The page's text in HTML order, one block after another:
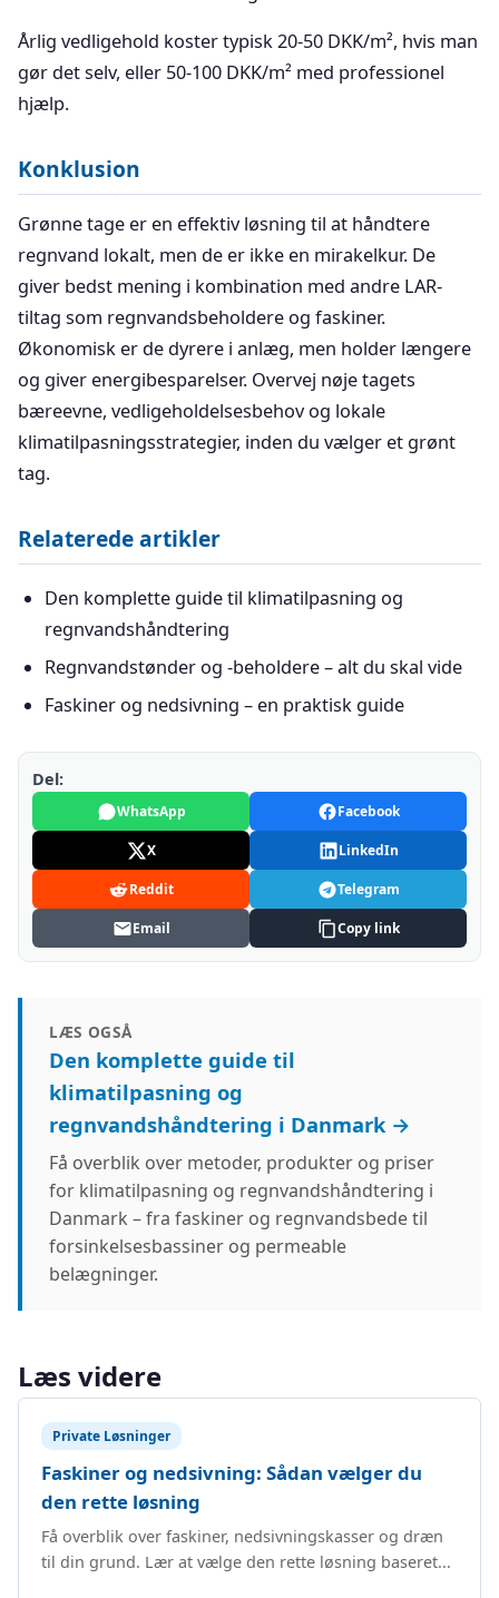
Årlig vedligehold koster typisk 20-50 DKK/m², hvis man
gør det selv, eller 50-100 DKK/m² med professionel
hjælp.
Konklusion
Grønne tage er en effektiv løsning til at håndtere
regnvand lokalt, men de er ikke en mirakelkur. De
giver bedst mening i kombination med andre LAR-
tiltag som regnvandsbeholdere og faskiner.
Økonomisk er de dyrere i anlæg, men holder længere
og giver energibesparelser. Overvej nøje tagets
bæreevne, vedligeholdelsesbehov og lokale
klimatilpasningsstrategier, inden du vælger et grønt
tag.
Relaterede artikler
Den komplette guide til klimatilpasning og
regnvandshåndtering
Regnvandstønder og -beholdere – alt du skal vide
Faskiner og nedsivning – en praktisk guide
Del:
WhatsApp Facebook
X LinkedIn
Reddit Telegram
Email Copy link
LÆS OGSÅ
Den komplette guide til
klimatilpasning og
regnvandshåndtering i Danmark →
Få overblik over metoder, produkter og priser
for klimatilpasning og regnvandshåndtering i
Danmark – fra faskiner og regnvandsbede til
forsinkelsesbassiner og permeable
belægninger.
Læs videre
Private Løsninger
Faskiner og nedsivning: Sådan vælger du
den rette løsning
Få overblik over faskiner, nedsivningskasser og dræn
til din grund. Lær at vælge den rette løsning baseret...